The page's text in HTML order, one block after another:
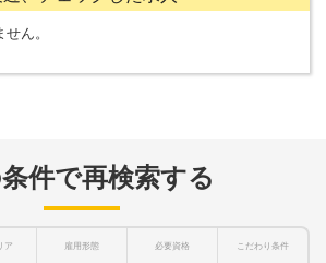
ん。
件で再検索する
ア 雇用形態 必要資格 こだわり条件